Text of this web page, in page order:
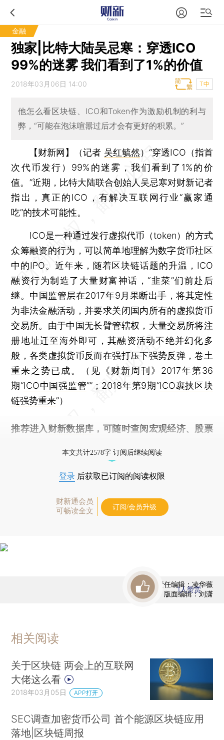
金融
独家|比特大陆吴忌寒：穿透ICO
99%的迷雾 我们看到了1%的价值
2018年03月06日 14:00 T中
他怎么看区块链、ICO和Token作为激励机制的利与
弊，“可能在泡沫喧嚣过后才会有更好的积累。”
【财新网】（记者 吴红毓然） “穿透ICO（指首
次代币发行）99%的迷雾，我们看到了1%的价
值。”近期，比特大陆联合创始人吴忌寒对财新记者
指出，真正的ICO，有解决互联网行业“赢家通
吃”的技术可能性。
ICO是一种通过发行虚拟代币（token）的方式
众筹融资的行为，可以简单地理解为数字货币社区
中的IPO。近年来，随着区块链话题的升温，ICO
融资行为制造了大量财富神话，“韭菜”们前赴后
继。中国监管层在2017年9月果断出手，将其定性
为非法金融活动，并要求关闭国内所有的虚拟货币
交易所。由于中国无长臂管辖权，大量交易所将注
册地址迁至海外即可，其融资活动不绝并幻化多
般，各类虚拟货币反而在强打压下强势反弹，卷土
重来之势已成。（见《财新周刊》2017年第36
期“ICO中国强监管””；2018年第9期“ICO裹挟区块
链强势重来”）
推荐进入 财新数据库 ，可随时查阅宏观经济、股票
本文共计2578字 订阅后继续阅读
登录 后获取已订阅的阅读权限
财新通会员
可畅读全文
订阅/会员升级
责任编辑：凌华薇
版面编辑：刘潇
1人赞赏
相关阅读
关于区块链 两会上的互联网
大佬这么看
2018年03月05日 APP打开
SEC调查加密货币公司 首个能源区块链应用
落地|区块链周报